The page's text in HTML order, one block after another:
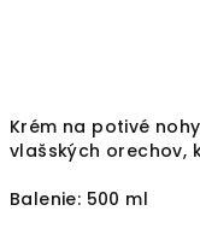
Krém na potivé
vlašských orechov,
Balenie: 500 ml